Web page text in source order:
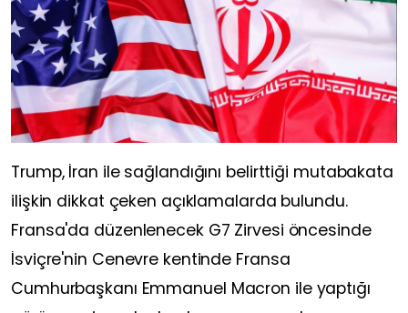
Trump, İran ile sağlandığını belirttiği mutabakata
ilişkin dikkat çeken açıklamalarda bulundu.
Fransa'da düzenlenecek G7 Zirvesi öncesinde
İsviçre'nin Cenevre kentinde Fransa
Cumhurbaşkanı Emmanuel Macron ile yaptığı